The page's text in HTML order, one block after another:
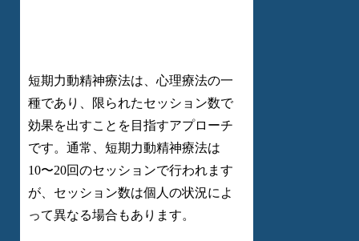
短期力動精神療法は、心理療法の一
種であり、限られたセッション数で
効果を出すことを目指すアプローチ
です。通常、短期力動精神療法は
10〜20回のセッションで行われます
が、セッション数は個人の状況によ
って異なる場合もあります。